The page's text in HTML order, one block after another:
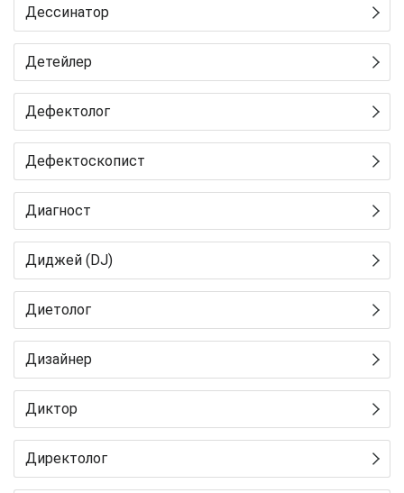
Дессинатор
Детейлер
Дефектолог
Дефектоскопист
Диагност
Диджей (DJ)
Диетолог
Дизайнер
Диктор
Директолог